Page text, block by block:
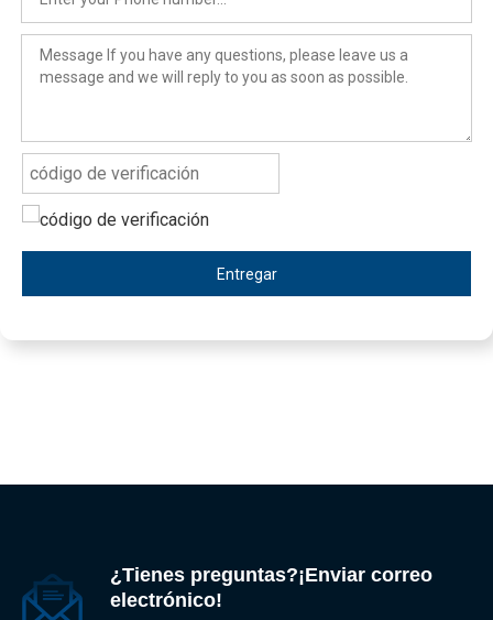
Entregar
¿Tienes preguntas?¡Enviar correo
electrónico!